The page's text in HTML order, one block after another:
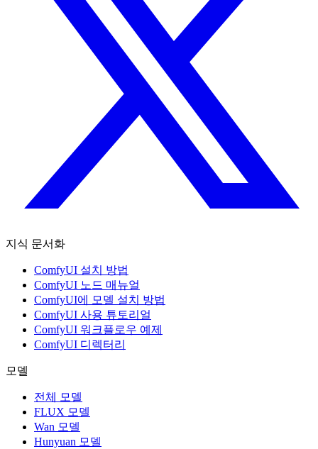
지식 문서화
ComfyUI 설치 방법
ComfyUI 노드 매뉴얼
ComfyUI에 모델 설치 방법
ComfyUI 사용 튜토리얼
ComfyUI 워크플로우 예제
ComfyUI 디렉터리
모델
전체 모델
FLUX 모델
Wan 모델
Hunyuan 모델